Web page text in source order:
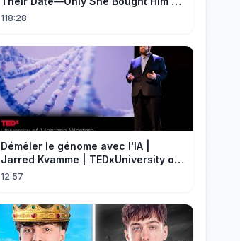
Meal, and He Fell in Love!
118:28
Démêler le génome avec l'IA |
Jarred Kvamme | TEDxUniversity of
Montana Western
12:57